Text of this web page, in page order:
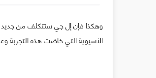
وهكذا فإن إل جي ستتكلف من
الأسيوية التي خاضت هذه التجربة